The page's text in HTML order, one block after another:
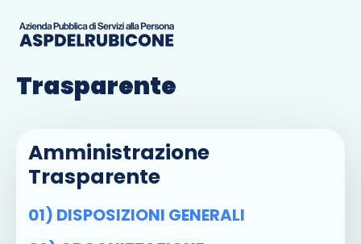
Amministrazione
Trasparente
Amministrazione
Trasparente
01) DISPOSIZIONI GENERALI